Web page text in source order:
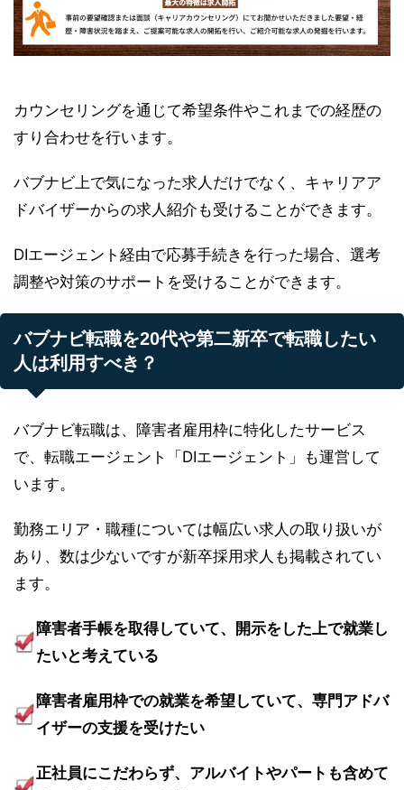
カウンセリングを通じて希望条件やこれまでの経歴の
すり合わせを行います。
バブナビ上で気になった求人だけでなく、キャリアア
ドバイザーからの求人紹介も受けることができます。
DIエージェント経由で応募手続きを行った場合、選考
調整や対策のサポートを受けることができます。
バブナビ転職を20代や第二新卒で転職したい
人は利用すべき？
バブナビ転職は、障害者雇用枠に特化したサービス
で、転職エージェント「DIエージェント」も運営して
います。
勤務エリア・職種については幅広い求人の取り扱いが
あり、数は少ないですが新卒採用求人も掲載されてい
ます。
障害者手帳を取得していて、開示をした上で就業し
たいと考えている
障害者雇用枠での就業を希望していて、専門アドバ
イザーの支援を受けたい
正社員にこだわらず、アルバイトやパートも含めて